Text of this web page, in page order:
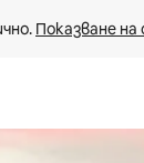
Показване на